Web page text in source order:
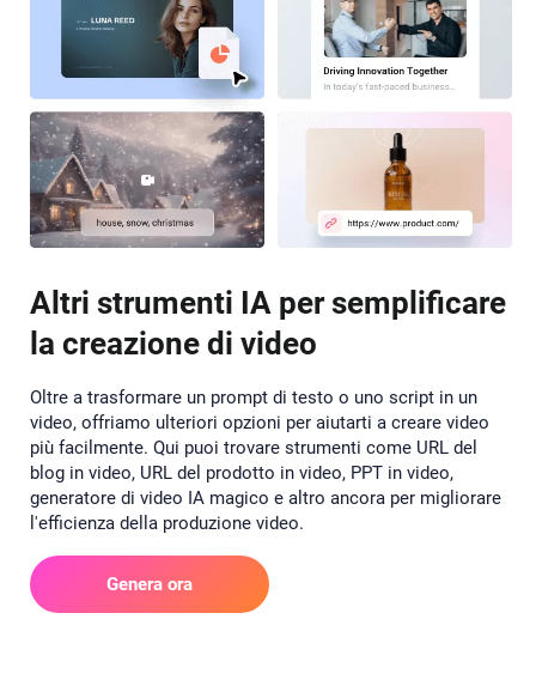
Altri strumenti IA per semplificare
la creazione di video
Oltre a trasformare un prompt di testo o uno script in un
video, offriamo ulteriori opzioni per aiutarti a creare video
più facilmente. Qui puoi trovare strumenti come URL del
blog in video, URL del prodotto in video, PPT in video,
generatore di video IA magico e altro ancora per migliorare
l'efficienza della produzione video.
Genera ora